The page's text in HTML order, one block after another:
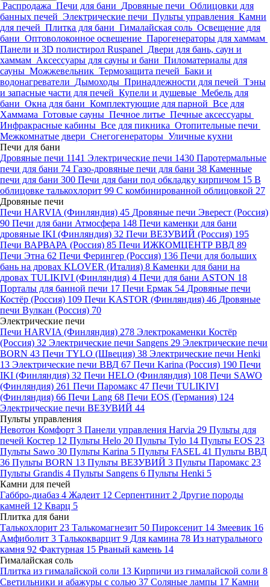
Распродажа Печи для бани Дровяные печи Облицовки для
банных печей Электрические печи Пульты управления Камни
для печей Плитка для бани Гималайская соль Освещение для
бани Оптоволоконное освещение Парогенераторы для хаммам
Панели и 3D полистирол Ruspanel Двери для бань, саун и
хаммам Аксессуары для сауны и бани Пиломатериалы для
сауны Можжевельник Термозащита печей Баки и
водонагреватели Дымоходы Принадлежности для печей Тэны
и запасные части для печей Купели и душевые Мебель для
бани Окна для бани Комплектующие для парной Все для
Хаммама Готовые сауны Печное литье Печные аксессуары
Инфракрасные кабины Все для пикника Отопительные печи
Межкомнатые двери Снегогенераторы Уличные кухни
Печи для бани
Дровяные печи 1141 Электрические печи 1430 Паротермальные
печи для бани 74 Газо-дровяные печи для бани 38 Каменные
печи для бани 300 Печи для бани под обкладку кирпичом 15 В
облицовке талькохлорит 99 С комбинированной облицовкой 27
Дровяные печи
Печи HARVIA (Финляндия) 45 Дровяные печи Эверест (Россия)
90 Печи для бани Атмосфера 148 Печи каменки для бани
дровяные IKI (Финляндия) 32 Печи ВЕЗУВИЙ (Россия) 195
Печи ВАРВАРА (Россия) 85 Печи ИЖКОМЦЕНТР ВВД 89
Печи Этна 62 Печи Ферингер (Россия) 136 Печи для больших
бань на дровах KLOVER (Италия) 8 Каменки для бани на
дровах TULIKIVI (Финляндия) 4 Печи для бани ASTON 18
Порталы для банной печи 17 Печи Ермак 54 Дровяные печи
Костёр (Россия) 109 Печи KASTOR (Финляндия) 46 Дровяные
печи Вулкан (Россия) 70
Электрические печи
Печи HARVIA (Финляндия) 278 Электрокаменки Костёр
(Россия) 32 Электрические печи Sangens 29 Электрические печи
BORN 43 Печи TYLO (Швеция) 38 Электрические печи Henki
13 Электрические печи ВВД 67 Печи Karina (Россия) 190 Печи
IKI (Финляндия) 32 Печи HELO (Финляндия) 108 Печи SAWO
(Финляндия) 261 Печи Паромакс 47 Печи TULIKIVI
(Финляндия) 66 Печи Lang 68 Печи EOS (Германия) 124
Электрические печи ВЕЗУВИЙ 44
Пульты управления
Невотон Комфорт 3 Панели управления Harvia 29 Пульты для
печей Костер 12 Пульты Helo 20 Пульты Tylo 14 Пульты EOS 23
Пульты Sawo 30 Пульты Karina 5 Пульты FASEL 41 Пульты ВВД
36 Пульты BORN 13 Пульты ВЕЗУВИЙ 3 Пульты Паромакс 23
Пульты Grandis 4 Пульты Sangens 6 Пульты Henki 5
Камни для печей
Габбро-диабаз 4 Жадеит 12 Серпентинит 2 Другие породы
камней 12 Кварц 5
Плитка для бани
Талькохлорит 23 Талькомагнезит 50 Пироксенит 14 Змеевик 16
Амфиболит 3 Талькокварцит 9 Для камина 78 Из натурального
камня 92 Фактурная 15 Рваный камень 14
Гималайская соль
Плитка из гималайской соли 13 Кирпичи из гималайской соли 8
Светильники и абажуры с солью 37 Соляные лампы 17 Камни